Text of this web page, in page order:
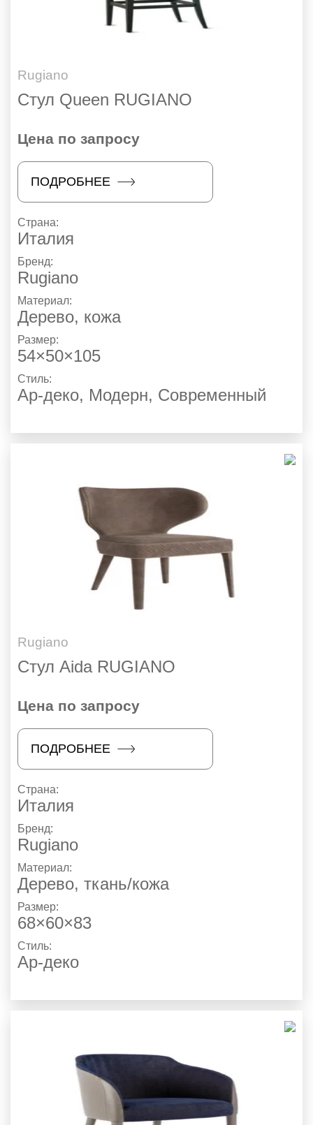
Rugiano
Стул Queen RUGIANO
Цена по запросу
ПОДРОБНЕЕ
Страна:
Италия
Бренд:
Rugiano
Материал:
Дерево, кожа
Размер:
54×50×105
Стиль:
Ар-деко, Модерн, Современный
Rugiano
Стул Aida RUGIANO
Цена по запросу
ПОДРОБНЕЕ
Страна:
Италия
Бренд:
Rugiano
Материал:
Дерево, ткань/кожа
Размер:
68×60×83
Стиль:
Ар-деко